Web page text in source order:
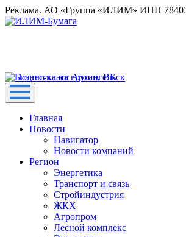
Реклама. АО «Группа «ИЛИМ» ИНН
Главная
Новости
Навигатор
Новости компаний
Регион
Энергетика
Транспорт и связь
Стройиндустрия
ЖКХ
Агропром
Лесной комплекс